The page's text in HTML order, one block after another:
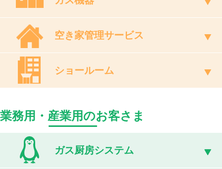
空き家管理サービス
ショールーム
業務用・産業用のお客さま
ガス厨房システム